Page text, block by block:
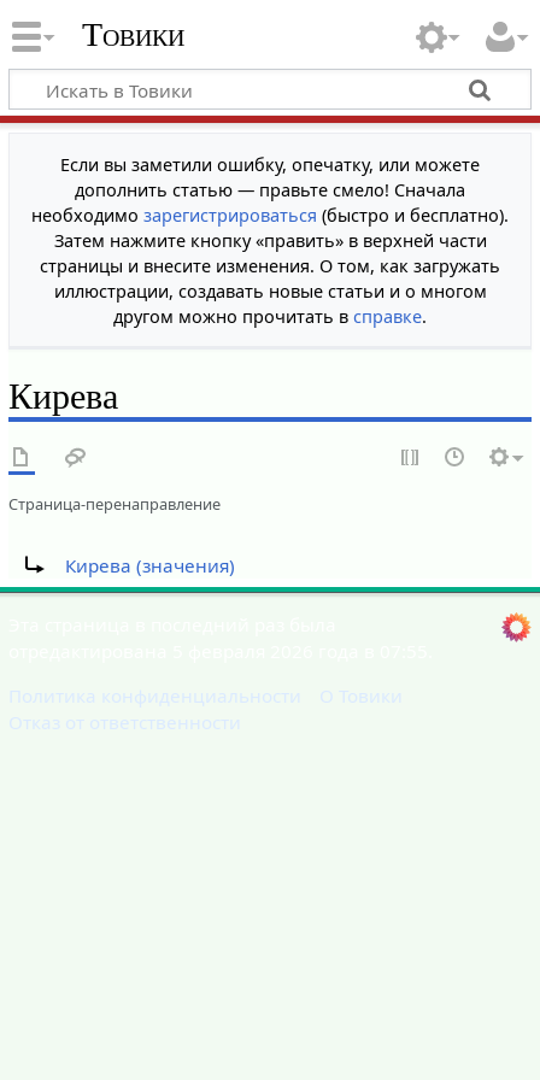
Товики
Если вы заметили ошибку, опечатку, или можете
дополнить статью — правьте смело! Сначала
необходимо зарегистрироваться (быстро и бесплатно).
Затем нажмите кнопку «править» в верхней части
страницы и внесите изменения. О том, как загружать
иллюстрации, создавать новые статьи и о многом
другом можно прочитать в справке.
Кирева
Страница-перенаправление
Кирева (значения)